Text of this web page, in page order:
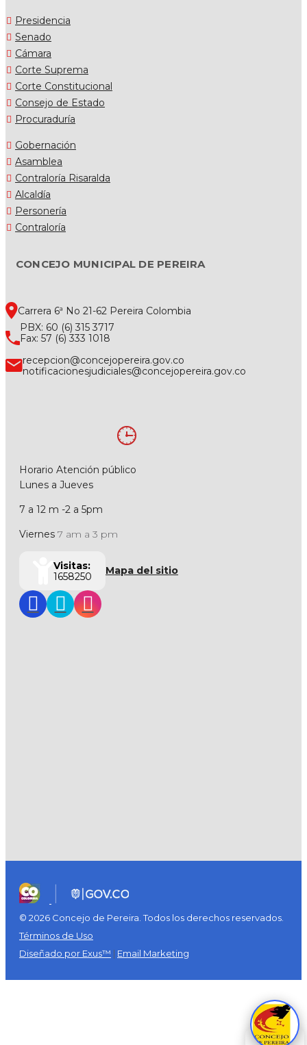
Presidencia
Senado
Cámara
Corte Suprema
Corte Constitucional
Consejo de Estado
Procuraduría
Gobernación
Asamblea
Contraloría Risaralda
Alcaldía
Personería
Contraloría
CONCEJO MUNICIPAL DE PEREIRA
Carrera 6ª No 21-62 Pereira Colombia
PBX: 60 (6) 315 3717
Fax: 57 (6) 333 1018
recepcion@concejopereira.gov.co
notificacionesjudiciales@concejopereira.gov.co
Horario Atención público
Lunes a Jueves
7 a 12 m -2 a 5pm
Viernes 7 am a 3 pm
Visitas:
1658250
Mapa del sitio
© 2026 Concejo de Pereira. Todos los derechos reservados.
Términos de Uso
Diseñado por Exus™ | Email Marketing